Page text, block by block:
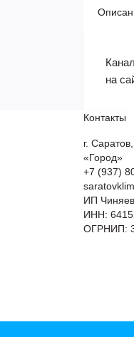
на
Контакты
г.
«Город»
+7 (937)
ИП
ИНН:
ОГРНИП: